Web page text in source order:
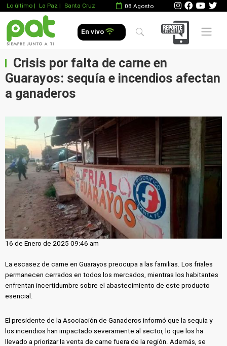
Lo último | La Paz | Santa Cruz 08 Agosto
En vivo Mobile
Crisis por falta de carne en
Guarayos: sequía e incendios afectan
a ganaderos
16 de Enero de 2025 09:46 am
La escasez de carne en Guarayos preocupa a las familias. Los friales
permanecen cerrados en todos los mercados, mientras los habitantes
enfrentan incertidumbre sobre el abastecimiento de este producto
esencial.
El presidente de la Asociación de Ganaderos informó que la sequía y
los incendios han impactado severamente al sector, lo que los ha
llevado a priorizar la venta de carne fuera de la región. Además, se